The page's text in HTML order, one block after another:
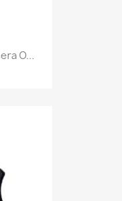
O...